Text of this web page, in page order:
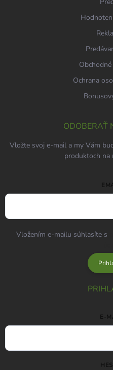
Ochrana
ODOBERAŤ
Vložte svoj e-mail a my Vám
produktoch na
Vložením e-mailu súhlasíte s
E-